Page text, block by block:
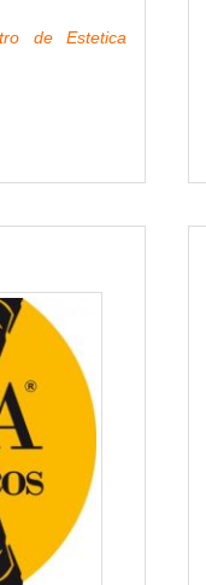
de Estetica